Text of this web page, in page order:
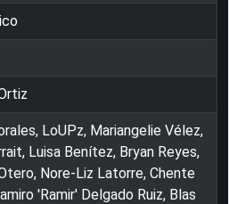
LoUPz, Mariangelie Vélez,
Luisa Benítez, Bryan Reyes,
Nore-Liz Latorre, Chente
'Ramir' Delgado Ruiz, Blas